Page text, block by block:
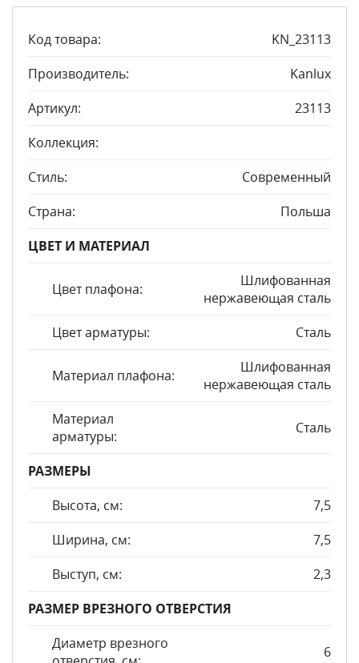
Код товара:
KN_23113
Производитель:
Kanlux
Артикул:
23113
Коллекция:
Стиль:
Современный
Страна:
Польша
ЦВЕТ И МАТЕРИАЛ
Цвет плафона:
Шлифованная
нержавеющая сталь
Цвет арматуры:
Сталь
Материал плафона:
Шлифованная
нержавеющая сталь
Материал
арматуры:
Сталь
РАЗМЕРЫ
Высота, см:
7,5
Ширина, см:
7,5
Выступ, см:
2,3
РАЗМЕР ВРЕЗНОГО ОТВЕРСТИЯ
Диаметр врезного
6